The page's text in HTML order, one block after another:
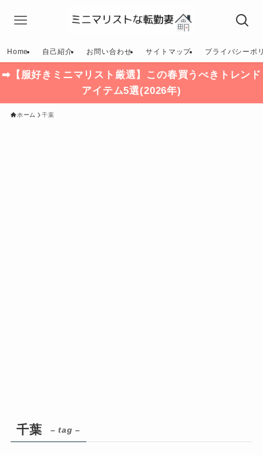
Home 自己紹介 お問い合わせ サイトマップ プライバシーポ
➡【服好きミニマリスト厳選】この春買うべきトレンド
アイテム5選(2026年)
ホーム 千葉
千葉 – tag –